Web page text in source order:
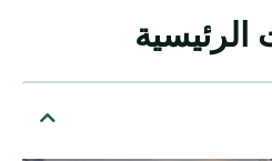
الرئيسية